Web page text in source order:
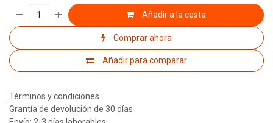
Añadir a la cesta
Comprar ahora
Añadir para comparar
Términos y condiciones
Grantía de devolución de 30 días